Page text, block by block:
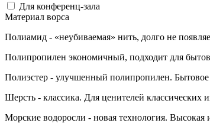
Для конференц-зала
Материал ворса
Полиамид - «неубиваемая» нить, долго не
Полипропилен экономичный, подходит для
Полиэстер - улучшенный полипропилен. Бытовое
Шерсть - классика. Для ценителей классических
Морские водоросли - новая технология. Высокая